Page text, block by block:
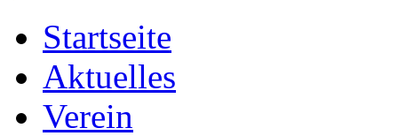
Startseite
Aktuelles
Verein